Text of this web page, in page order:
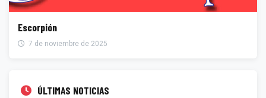
Escorpión
7 de noviembre de 2025
ÚLTIMAS NOTICIAS